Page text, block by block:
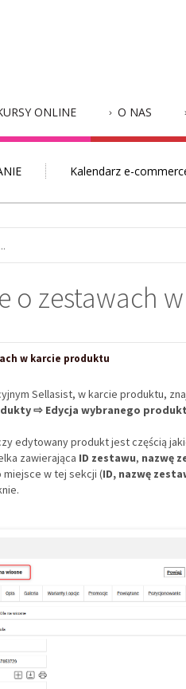
ONLINE O NAS
Kalendarz e-
o zestawach
w karcie produktu
Sellasist, w karcie produktu,
⇨ Edycja wybranego
edytowany produkt jest częścią
zawierająca ID zestawu, nazwę
w tej sekcji (ID, nazwę